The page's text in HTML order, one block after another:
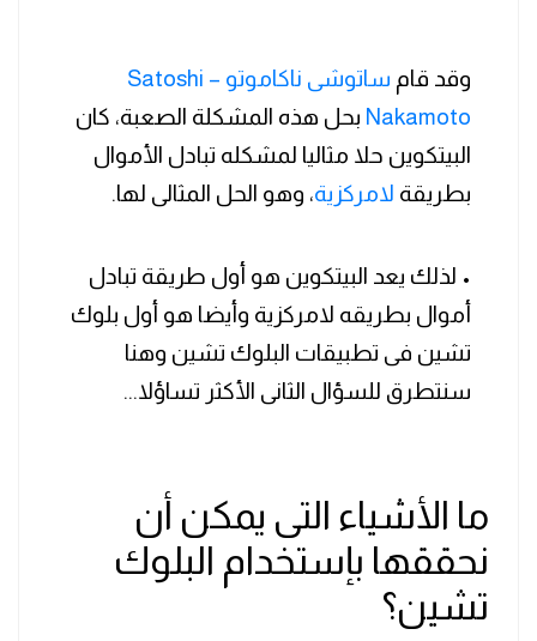
وقد قام
ساتوشى ناكاموتو – Satoshi
Nakamoto بحل هذه المشكلة الصعبة، كان
البيتكوين حلا مثاليا لمشكله تبادل الأموال
بطريقة لامركزية، وهو الحل المثالى لها.
• لذلك يعد البيتكوين هو أول طريقة تبادل
أموال بطريقه لامركزية وأيضا هو أول بلوك
تشين فى تطبيقات البلوك تشين وهنا
سنتطرق للسؤال الثانى الأكثر تساؤلا...
ما الأشياء التى يمكن أن
نحققها بإستخدام البلوك
تشين؟